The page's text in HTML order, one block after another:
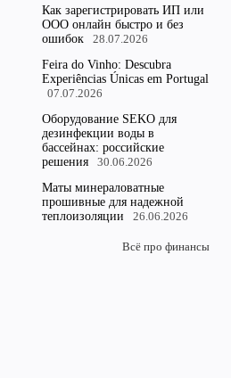
Как зарегистрировать ИП или
ООО онлайн быстро и без
ошибок
28.07.2026
Feira do Vinho: Descubra
Experiências Únicas em Portugal
07.07.2026
Оборудование SEKO для
дезинфекции воды в
бассейнах: российские
решения
30.06.2026
Маты минераловатные
прошивные для надежной
теплоизоляции
26.06.2026
Всё про финансы